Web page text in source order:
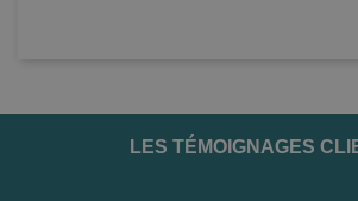
LES TÉMOIGNAGES